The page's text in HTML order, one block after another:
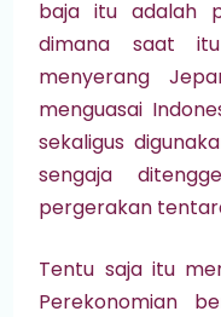
baja itu adalah
dimana saat
menyerang
menguasai
sekaligus
sengaja
pergerakan
Tentu saja itu
Perekonomian